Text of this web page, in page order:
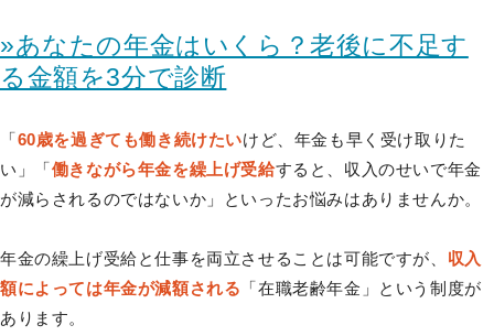
»あなたの年金はいくら？老後に不足す
る金額を3分で診断
「60歳を過ぎても働き続けたいけど、年金も早く受け取りた
い」「働きながら年金を繰上げ受給すると、収入のせいで年金
が減らされるのではないか」といったお悩みはありませんか。
年金の繰上げ受給と仕事を両立させることは可能ですが、 収入
額によっては年金が減額される 「在職老齢年金」という制度が
あります。